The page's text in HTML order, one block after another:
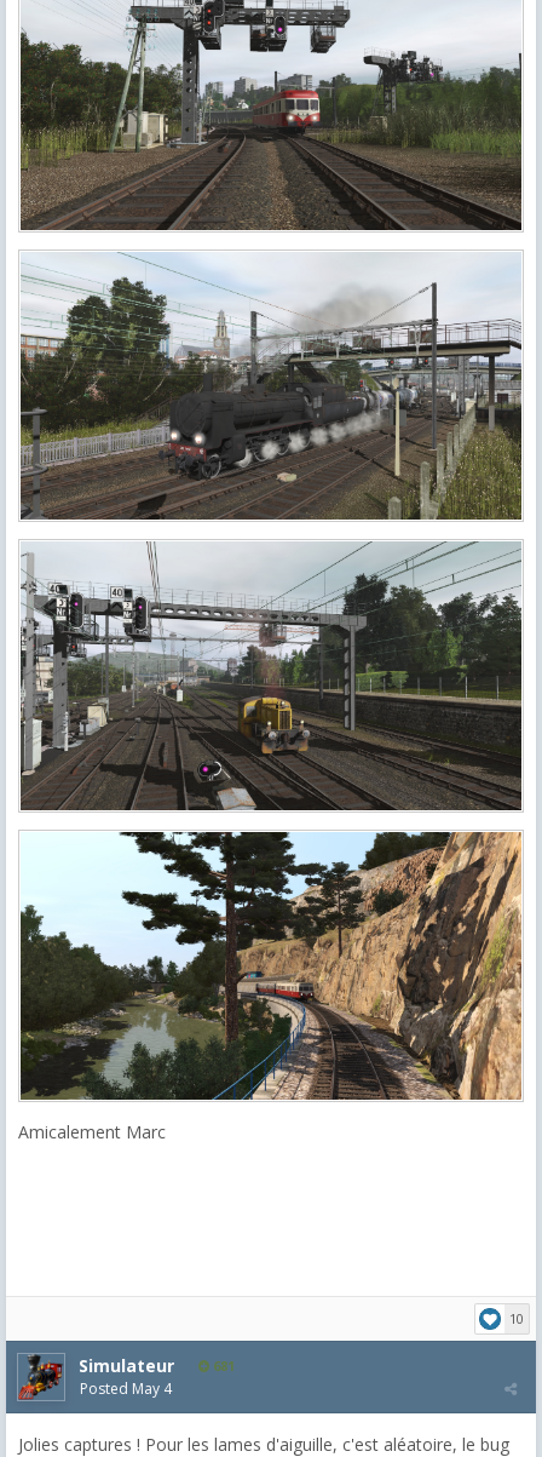
Amicalement Marc
10
Simulateur 681
Posted May 4
Jolies captures ! Pour les lames d'aiguille, c'est aléatoire, le bug